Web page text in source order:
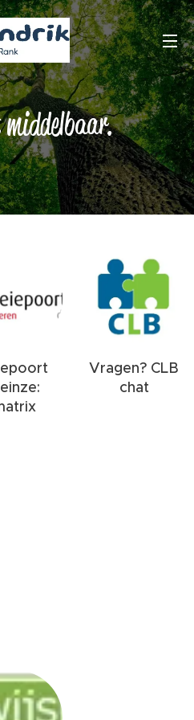
Vragen? CLB
chat